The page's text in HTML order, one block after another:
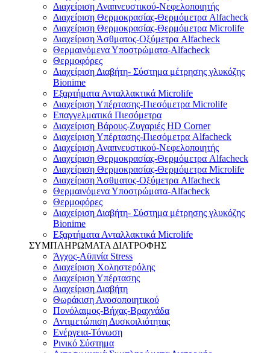
Διαχείριση Αναπνευστικού-Νεφελοποιητής
Διαχείριση Θερμοκρασίας-Θερμόμετρα Alfacheck
Διαχείριση Θερμοκρασίας-Θερμόμετρα Microlife
Διαχείριση Άσθματος-Οξύμετρα Alfacheck
Θερμαινόμενα Υποστρώματα-Alfacheck
Θερμοφόρες
Διαχείριση Διαβήτη- Σύστημα μέτρησης γλυκόζης
Bionime
Εξαρτήματα Ανταλλακτικά Microlife
Διαχείριση Υπέρτασης-Πιεσόμετρα Microlife
Επαγγελματικά Πιεσόμετρα
Διαχείριση Βάρους-Ζυγαριές HD Corner
Διαχείριση Υπέρτασης-Πιεσόμετρα Alfacheck
Διαχείριση Αναπνευστικού-Νεφελοποιητής
Διαχείριση Θερμοκρασίας-Θερμόμετρα Alfacheck
Διαχείριση Θερμοκρασίας-Θερμόμετρα Microlife
Διαχείριση Άσθματος-Οξύμετρα Alfacheck
Θερμαινόμενα Υποστρώματα-Alfacheck
Θερμοφόρες
Διαχείριση Διαβήτη- Σύστημα μέτρησης γλυκόζης
Bionime
Εξαρτήματα Ανταλλακτικά Microlife
ΣΥΜΠΛΗΡΩΜΑΤΑ ΔΙΑΤΡΟΦΗΣ
Άγχος-Αϋπνία Stress
Διαχείριση Χοληστερόλης
Διαχείριση Υπέρτασης
Διαχείριση Διαβήτη
Θωράκιση Ανοσοποιητικού
Πονόλαιμος-Βήχας-Βραχνάδα
Αντιμετώπιση Δυσκοιλιότητας
Eνέργεια-Τόνωση
Ρινικό Σύστημα